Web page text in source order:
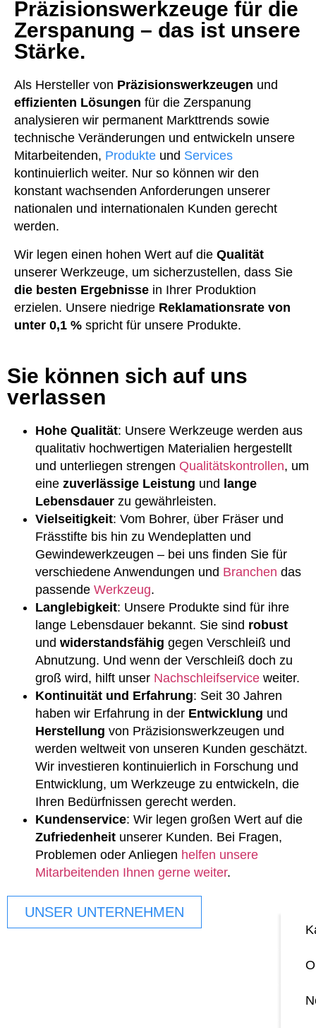
Präzisionswerkzeuge für die
Zerspanung – das ist unsere
Stärke.
Als Hersteller von Präzisionswerkzeugen und
effizienten Lösungen für die Zerspanung
analysieren wir permanent Markttrends sowie
technische Veränderungen und entwickeln unsere
Mitarbeitenden, Produkte und Services
kontinuierlich weiter. Nur so können wir den
konstant wachsenden Anforderungen unserer
nationalen und internationalen Kunden gerecht
werden.
Wir legen einen hohen Wert auf die Qualität
unserer Werkzeuge, um sicherzustellen, dass Sie
die besten Ergebnisse in Ihrer Produktion
erzielen. Unsere niedrige Reklamationsrate von
unter 0,1 % spricht für unsere Produkte.
Sie können sich auf uns
verlassen
Hohe Qualität: Unsere Werkzeuge werden aus
qualitativ hochwertigen Materialien hergestellt
und unterliegen strengen Qualitätskontrollen, um
eine zuverlässige Leistung und lange
Lebensdauer zu gewährleisten.
Vielseitigkeit: Vom Bohrer, über Fräser und
Frässtifte bis hin zu Wendeplatten und
Gewindewerkzeugen – bei uns finden Sie für
verschiedene Anwendungen und Branchen das
passende Werkzeug.
Langlebigkeit: Unsere Produkte sind für ihre
lange Lebensdauer bekannt. Sie sind robust
und widerstandsfähig gegen Verschleiß und
Abnutzung. Und wenn der Verschleiß doch zu
groß wird, hilft unser Nachschleifservice weiter.
Kontinuität und Erfahrung: Seit 30 Jahren
haben wir Erfahrung in der Entwicklung und
Herstellung von Präzisionswerkzeugen und
werden weltweit von unseren Kunden geschätzt.
Wir investieren kontinuierlich in Forschung und
Entwicklung, um Werkzeuge zu entwickeln, die
Ihren Bedürfnissen gerecht werden.
Kundenservice: Wir legen großen Wert auf die
Zufriedenheit unserer Kunden. Bei Fragen,
Problemen oder Anliegen helfen unsere
Mitarbeitenden Ihnen gerne weiter.
UNSER UNTERNEHMEN